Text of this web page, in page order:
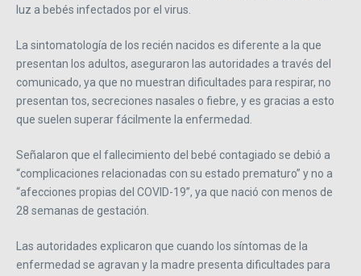
luz a bebés infectados por el virus.
La sintomatología de los recién nacidos es diferente a la que
presentan los adultos, aseguraron las autoridades a través del
comunicado, ya que no muestran dificultades para respirar, no
presentan tos, secreciones nasales o fiebre, y es gracias a esto
que suelen superar fácilmente la enfermedad.
Señalaron que el fallecimiento del bebé contagiado se debió a
“complicaciones relacionadas con su estado prematuro” y no a
“afecciones propias del COVID-19”, ya que nació con menos de
28 semanas de gestación.
Las autoridades explicaron que cuando los síntomas de la
enfermedad se agravan y la madre presenta dificultades para